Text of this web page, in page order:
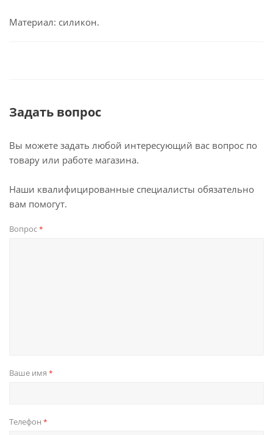
Материал: силикон.
Задать вопрос
Вы можете задать любой интересующий вас вопрос по
товару или работе магазина.
Наши квалифицированные специалисты обязательно
вам помогут.
Вопрос*
Ваше имя *
Телефон *